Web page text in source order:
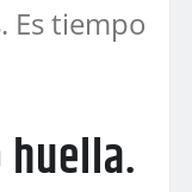
Es tiempo